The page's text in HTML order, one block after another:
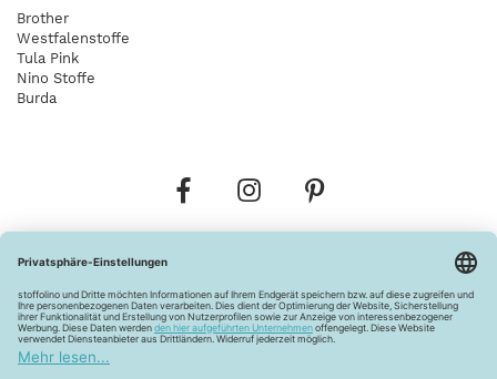
Brother
Westfalenstoffe
Tula Pink
Nino Stoffe
Burda
Widerrufsbelehrung Vertrag widerrufen
Barrierefreiheitserklärung